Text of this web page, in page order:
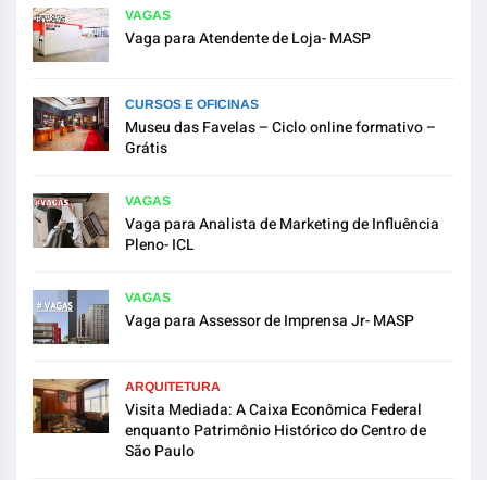
VAGAS
Vaga para Atendente de Loja- MASP
CURSOS E OFICINAS
Museu das Favelas – Ciclo online formativo –
Grátis
VAGAS
Vaga para Analista de Marketing de Influência
Pleno- ICL
VAGAS
Vaga para Assessor de Imprensa Jr- MASP
ARQUITETURA
Visita Mediada: A Caixa Econômica Federal
enquanto Patrimônio Histórico do Centro de
São Paulo